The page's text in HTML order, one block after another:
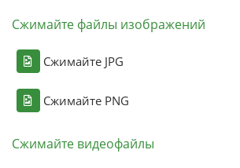
Сжимайте файлы изображений
Сжимайте JPG
Сжимайте PNG
Сжимайте видеофайлы